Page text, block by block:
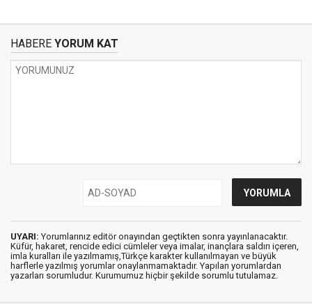
HABERE YORUM KAT
UYARI: Yorumlarınız editör onayından geçtikten sonra yayınlanacaktır.
Küfür, hakaret, rencide edici cümleler veya imalar, inançlara saldırı içeren,
imla kuralları ile yazılmamış,Türkçe karakter kullanılmayan ve büyük
harflerle yazılmış yorumlar onaylanmamaktadır. Yapılan yorumlardan
yazarları sorumludur. Kurumumuz hiçbir şekilde sorumlu tutulamaz.